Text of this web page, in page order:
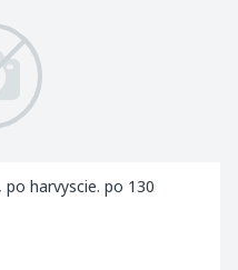
harvyscie. po 130